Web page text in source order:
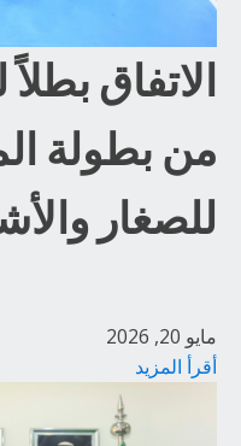
الاتفاق
من بطولة
للصغار
مايو 20, 2026
أقرأ المزيد